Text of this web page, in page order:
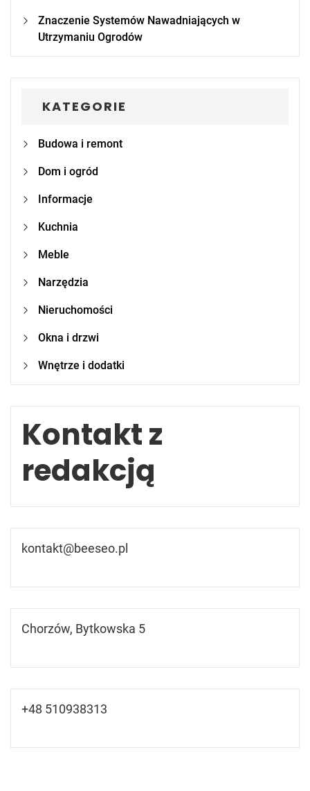
Znaczenie Systemów Nawadniających w
Utrzymaniu Ogrodów
KATEGORIE
Budowa i remont
Dom i ogród
Informacje
Kuchnia
Meble
Narzędzia
Nieruchomości
Okna i drzwi
Wnętrze i dodatki
Kontakt z
redakcją
kontakt@beeseo.pl
Chorzów, Bytkowska 5
+48 510938313